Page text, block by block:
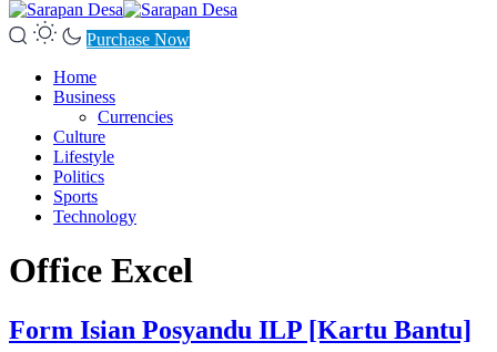
Purchase Now
Home
Business
Currencies
Culture
Lifestyle
Politics
Sports
Technology
Office Excel
Form Isian Posyandu ILP [Kartu Bantu]